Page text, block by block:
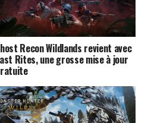
Recon Wildlands revient avec
Rites, une grosse mise à jour